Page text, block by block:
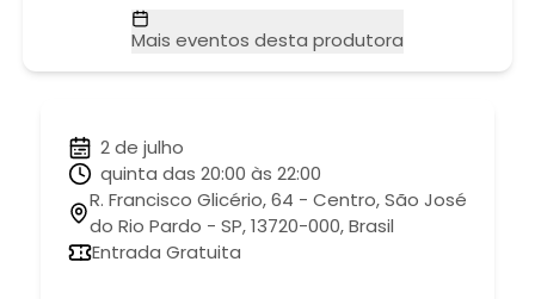
Mais eventos desta produtora
2 de julho
quinta das 20:00 às 22:00
R. Francisco Glicério, 64 - Centro, São José
do Rio Pardo - SP, 13720-000, Brasil
Entrada Gratuita